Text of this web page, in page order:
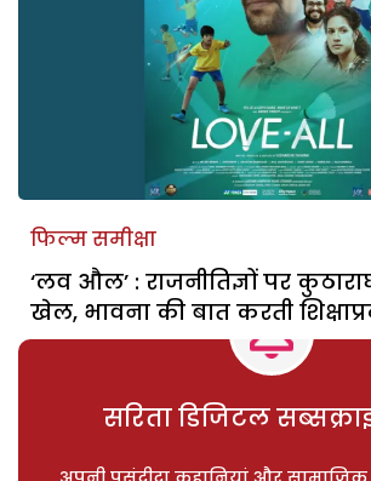
फिल्म समीक्षा
‘लव औल’ : राजनीतिज्ञों पर
खेल, भावना की बात करती
सरिता डिजिटल